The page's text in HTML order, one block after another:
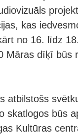
kas
no 16. līdz
Māras dīķī būs
atbilstošs
skatlogos būs
Kultūras